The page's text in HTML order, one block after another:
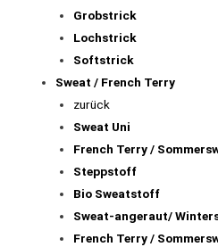
Grobstrick
Lochstrick
Softstrick
Sweat / French Terry
zurück
Sweat Uni
French Terry /
Steppstoff
Bio Sweatstoff
Sweat-angeraut/
French Terry /